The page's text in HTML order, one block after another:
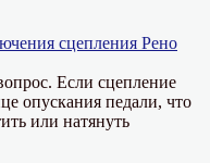
сцепления Рено
Если сцепление
опускания педали, что
или натянуть